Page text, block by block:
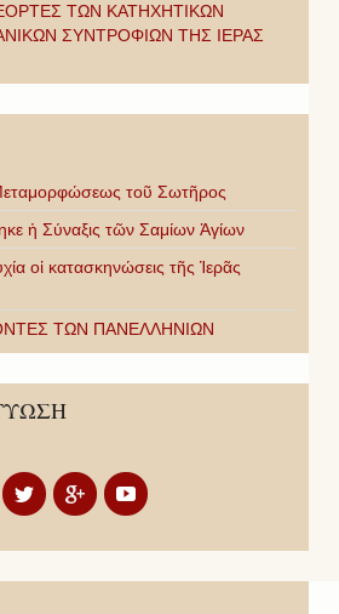
ΤΩΝ ΚΑΤΗΧΗΤΙΚΩΝ
ΣΥΝΤΡΟΦΙΩΝ ΤΗΣ ΙΕΡΑΣ
τοῦ Σωτῆρος
ἡ Σύναξις τῶν Σαμίων Ἁγίων
οἱ κατασκηνώσεις τῆς Ἱερᾶς
ΤΩΝ ΠΑΝΕΛΛΗΝΙΩΝ